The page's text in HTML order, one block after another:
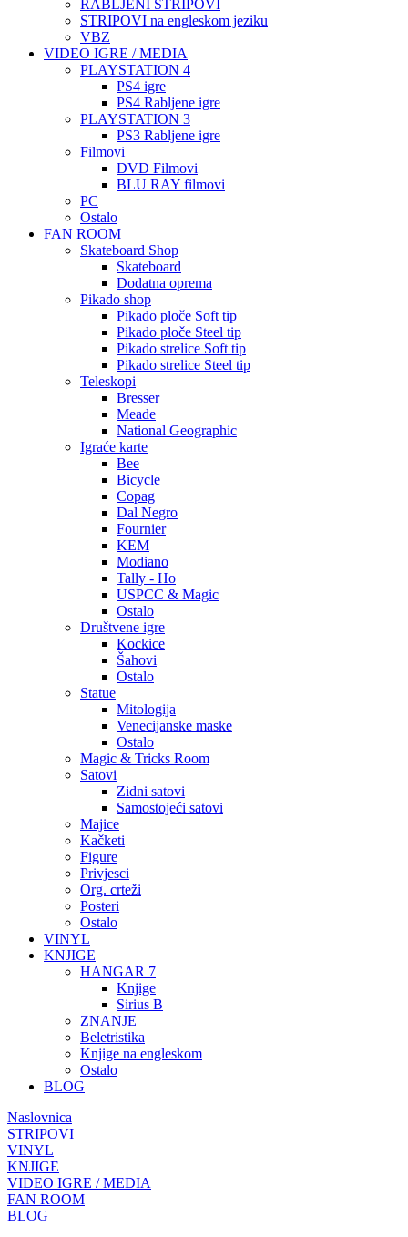
RABLJENI STRIPOVI
STRIPOVI na engleskom jeziku
VBZ
VIDEO IGRE / MEDIA
PLAYSTATION 4
PS4 igre
PS4 Rabljene igre
PLAYSTATION 3
PS3 Rabljene igre
Filmovi
DVD Filmovi
BLU RAY filmovi
PC
Ostalo
FAN ROOM
Skateboard Shop
Skateboard
Dodatna oprema
Pikado shop
Pikado ploče Soft tip
Pikado ploče Steel tip
Pikado strelice Soft tip
Pikado strelice Steel tip
Teleskopi
Bresser
Meade
National Geographic
Igraće karte
Bee
Bicycle
Copag
Dal Negro
Fournier
KEM
Modiano
Tally - Ho
USPCC & Magic
Ostalo
Društvene igre
Kockice
Šahovi
Ostalo
Statue
Mitologija
Venecijanske maske
Ostalo
Magic & Tricks Room
Satovi
Zidni satovi
Samostojeći satovi
Majice
Kačketi
Figure
Privjesci
Org. crteži
Posteri
Ostalo
VINYL
KNJIGE
HANGAR 7
Knjige
Sirius B
ZNANJE
Beletristika
Knjige na engleskom
Ostalo
BLOG
Naslovnica
STRIPOVI
VINYL
KNJIGE
VIDEO IGRE / MEDIA
FAN ROOM
BLOG